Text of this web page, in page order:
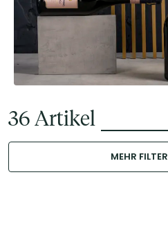
36 Artikel
MEHR FILTER